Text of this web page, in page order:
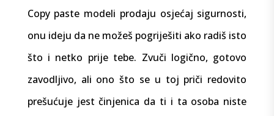
Copy paste modeli prodaju osjećaj sigurnosti,
onu ideju da ne možeš pogriješiti ako radiš isto
što i netko prije tebe. Zvuči logično, gotovo
zavodljivo, ali ono što se u toj priči redovito
prešućuje jest činjenica da ti i ta osoba niste